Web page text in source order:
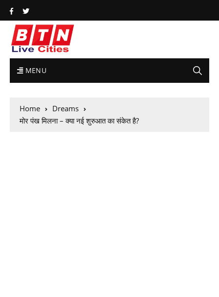
MENU
Home
Dreams
मोर पंख मिलना – क्या नई शुरुआत का संकेत है?